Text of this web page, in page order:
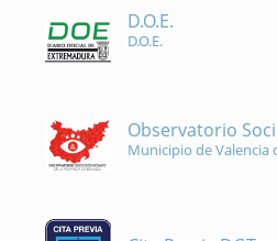
D.O.E.
D.O.E.
Observatorio
Municipio de Valencia